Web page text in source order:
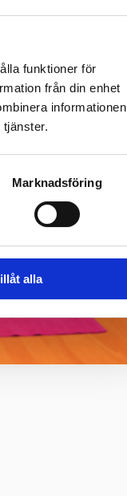
funktioner för
från din enhet
informationen
Marknadsföring
alla